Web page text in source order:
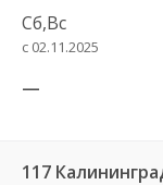
Сб,Вс
с 02.11.2025
—
117